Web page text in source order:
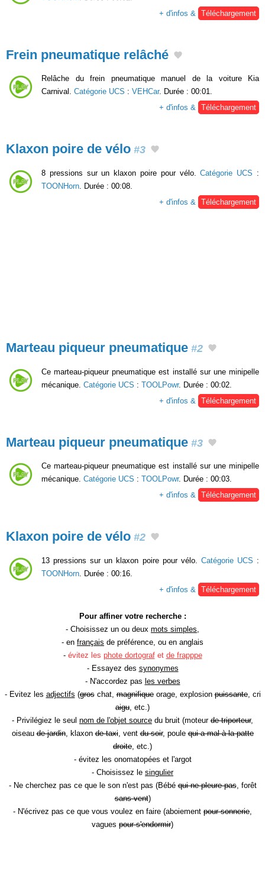
+ d'infos &
Téléchargement
Frein pneumatique relâché
Relâche du frein pneumatique manuel de la voiture Kia
Carnival. Catégorie UCS : VEHCar. Durée : 00:01.
+ d'infos & Téléchargement
Klaxon poire de vélo #3
8 pressions sur un klaxon poire pour vélo.Catégorie UCS :
TOONHorn. Durée : 00:08.
+ d'infos & Téléchargement
Marteau piqueur pneumatique #2
Ce marteau-piqueur pneumatique est installé sur une minipelle
mécanique. Catégorie UCS : TOOLPowr. Durée : 00:02.
+ d'infos &
Téléchargement
Marteau piqueur pneumatique #3
Ce marteau-piqueur pneumatique est installé sur une minipelle
mécanique. Catégorie UCS : TOOLPowr. Durée : 00:03.
+ d'infos & Téléchargement
Klaxon poire de vélo #2
13 pressions sur un klaxon poire pour vélo. Catégorie UCS :
TOONHorn. Durée : 00:16.
+ d'infos & Téléchargement
Pour affiner votre recherche :
- Choisissez un ou deux mots simples,
- en français de préférence, ou en anglais
- évitez les phote dortografet de frapppe
- Essayez des synonymes
- N'accordez pas les verbes
- Evitez les adjectifs (groschat,magnifiqueorage, explosionpuissante, cri
aigu, etc.)
- Privilégiez le seul nom de l'objet source du bruit (moteur de triporteur,
oiseaude jardin, klaxonde taxi, ventdu soir, poulequi a mal à la patte
droite, etc.)
- évitez les onomatopées et l'argot
- Choisissez le singulier
- Ne cherchez pas ce que le son n'est pas (Bébéqui ne pleure pas, forêt
sans vent)
- N'écrivez pas ce que vous voulez en faire (aboiement pour sonnerie,
vagues pour s'endormir)